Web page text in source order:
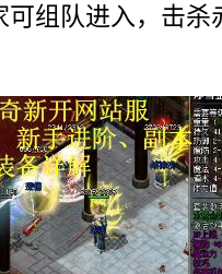
组队进入，击